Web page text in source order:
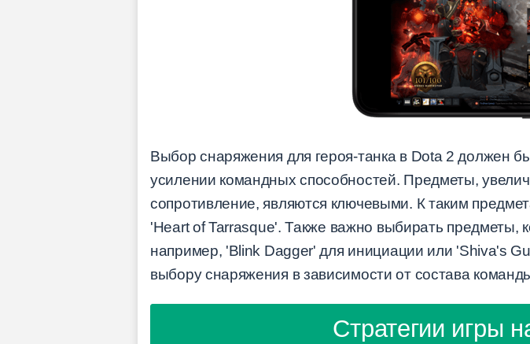
Выбор снаряжения для героя-танка в Dota 2 должен
усилении командных способностей. Предметы,
сопротивление, являются ключевыми. К таким
'Heart of Tarrasque'. Также важно выбирать предметы,
например, 'Blink Dagger' для инициации или 'Shiva's
выбору снаряжения в зависимости от состава
Стратегии игры